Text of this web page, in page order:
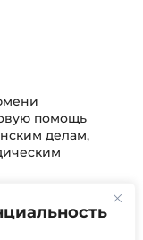
помощь
делам,